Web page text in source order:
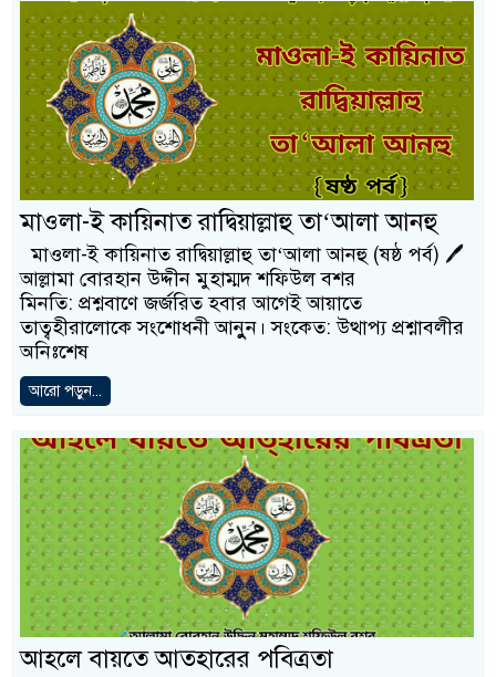
মাওলা-ই কায়িনাত রাদ্বিয়াল্লাহু তা‘আলা আনহু
মাওলা-ই কায়িনাত রাদ্বিয়াল্লাহু তা‘আলা আনহু (ষষ্ঠ পর্ব) 🖊
আল্লামা বোরহান উদ্দীন মুহাম্মদ শফিউল বশর
মিনতি: প্রশ্নবাণে জর্জরিত হবার আগেই আয়াতে
তাত্বহীরালোকে সংশোধনী আনুুন। সংকেত: উত্থাপ্য প্রশ্নাবলীর
অনিঃশেষ
আরো পড়ুন...
আহলে বায়তে আত্হারের পবিত্রতা